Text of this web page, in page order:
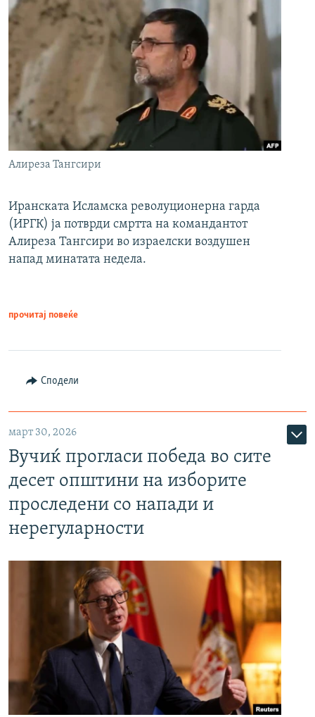
Алиреза Тангсири
Иранската Исламска револуционерна гарда
(ИРГК) ја потврди смртта на командантот
Алиреза Тангсири во израелски воздушен
напад минатата недела.
прочитај повеќе
Сподели
март 30, 2026
Вучиќ прогласи победа во сите
десет општини на изборите
проследени со напади и
нерегуларности